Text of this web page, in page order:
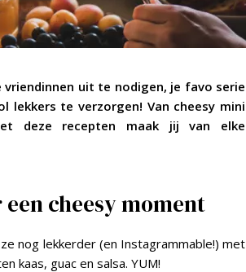
uit te nodigen, je favo serie
te verzorgen! Van cheesy mini
deze recepten maak jij van elke
een cheesy moment
nog lekkerder (en Instagrammable!) met
kaas, guac en salsa. YUM!